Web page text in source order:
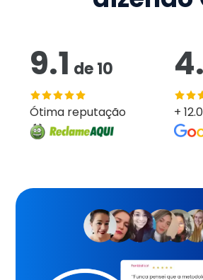
9.1 de10
Ótima reputação +